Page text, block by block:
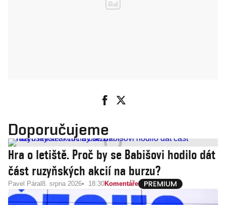
Doporučujeme
Hra o letiště. Proč by se Babišovi hodilo dát
část ruzyňských akcií na burzu?
Pavel Páral 8. srpna 2026 18:30Komentáře